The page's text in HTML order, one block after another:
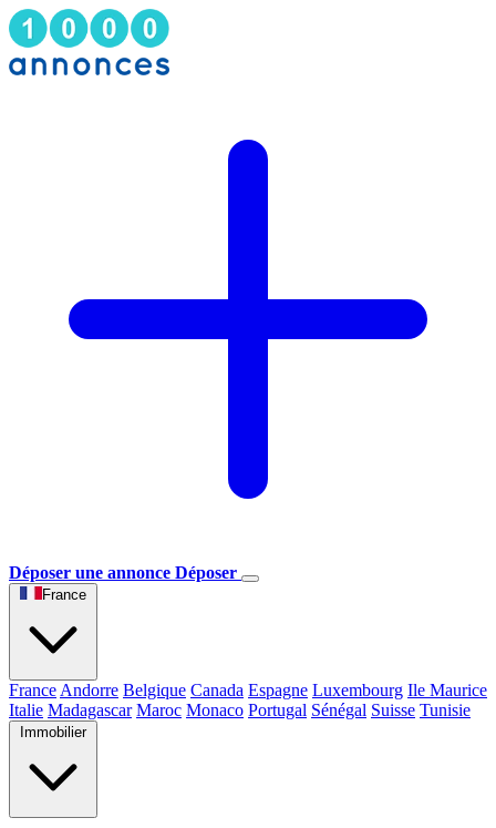
Déposer une annonce Déposer
France
France Andorre Belgique Canada Espagne Luxembourg Ile Maurice
Italie Madagascar Maroc Monaco Portugal Sénégal Suisse Tunisie
Immobilier